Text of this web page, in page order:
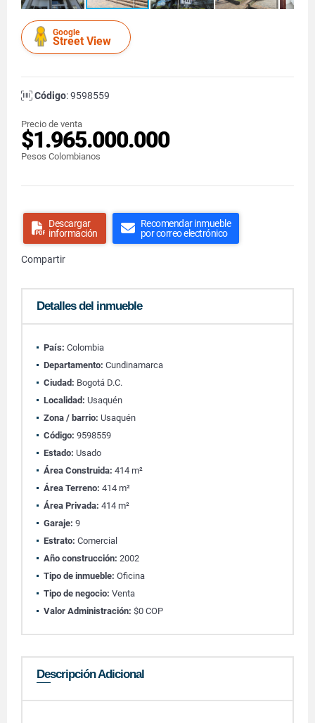
Google
Street View
Código: 9598559
Precio de venta
$1.965.000.000
Pesos Colombianos
Descargar
información
Recomendar inmueble
por correo electrónico
Compartir
Detalles del inmueble
País: Colombia
Departamento: Cundinamarca
Ciudad: Bogotá D.C.
Localidad: Usaquén
Zona / barrio: Usaquén
Código: 9598559
Estado: Usado
Área Construida: 414 m²
Área Terreno: 414 m²
Área Privada: 414 m²
Garaje: 9
Estrato: Comercial
Año construcción: 2002
Tipo de inmueble: Oficina
Tipo de negocio: Venta
Valor Administración: $0 COP
Descripción Adicional